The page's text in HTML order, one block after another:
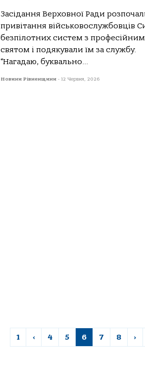
Засідання Верховної Ради
привітання військовослужбовців
безпілотних систем з професійним
святом і подякували їм за службу.
“Нагадаю, буквально...
Новини Рівненщини - 12 Червня, 2026
1 ‹ 4 5 6 7 8 ›